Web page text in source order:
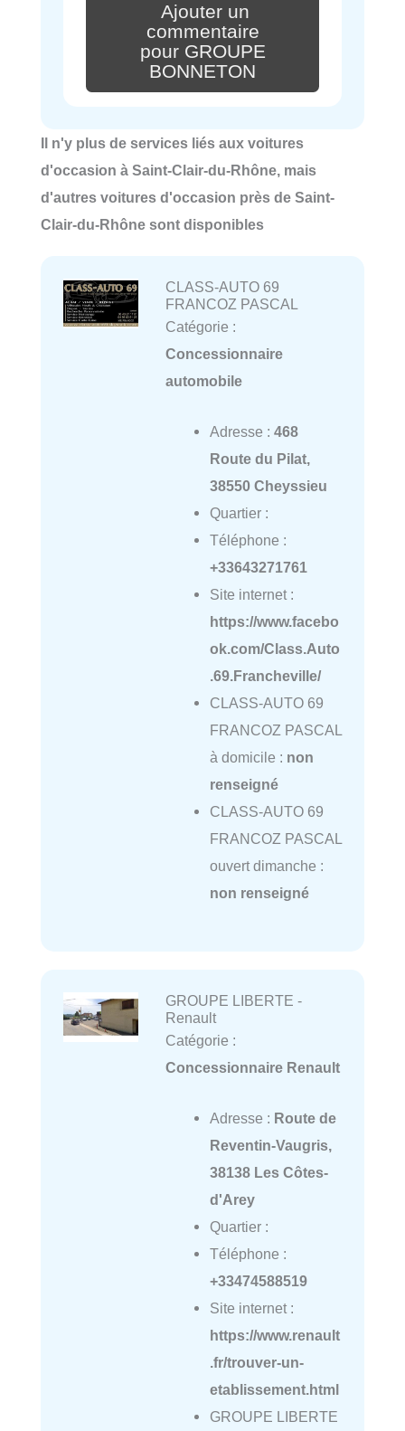
Ajouter un
commentaire
pour GROUPE
BONNETON
Il n'y plus de services liés aux voitures
d'occasion à Saint-Clair-du-Rhône, mais
d'autres voitures d'occasion près de Saint-
Clair-du-Rhône sont disponibles
CLASS-AUTO 69
FRANCOZ PASCAL
Catégorie :
Concessionnaire
automobile
Adresse : 468
Route du Pilat,
38550 Cheyssieu
Quartier :
Téléphone :
+33643271761
Site internet :
https://www.facebo
ok.com/Class.Auto
.69.Francheville/
CLASS-AUTO 69
FRANCOZ PASCAL
à domicile : non
renseigné
CLASS-AUTO 69
FRANCOZ PASCAL
ouvert dimanche :
non renseigné
GROUPE LIBERTE -
Renault
Catégorie :
Concessionnaire Renault
Adresse : Route de
Reventin-Vaugris,
38138 Les Côtes-
d'Arey
Quartier :
Téléphone :
+33474588519
Site internet :
https://www.renault
.fr/trouver-un-
etablissement.html
GROUPE LIBERTE